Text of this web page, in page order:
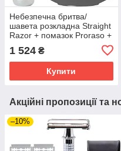
Небезпечна бритва/
шавета розкладна Straight
Razor + помазок Proraso +
Wilkinson Sword для
чутливої шкіри 125 г
1 524 ₴
Купити
Акційні пропозиції та
–10%